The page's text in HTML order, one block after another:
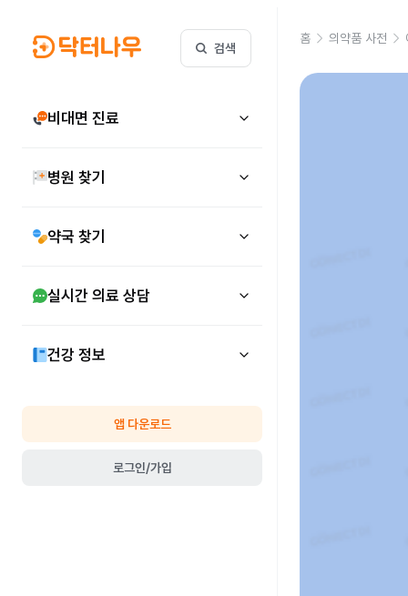
검색
비대면 진료
병원 찾기
약국 찾기
실시간 의료 상담
건강 정보
앱 다운로드
로그인/가입
홈 의약품 사전